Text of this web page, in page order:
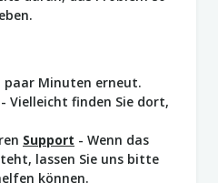
paar Minuten erneut.
- Vielleicht finden Sie dort,
Support - Wenn das
lassen Sie uns bitte
können.